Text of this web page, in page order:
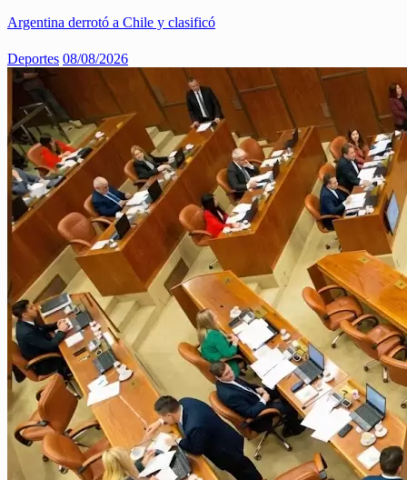
Argentina derrotó a Chile y clasificó
Deportes 08/08/2026